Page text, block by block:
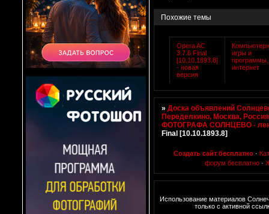
Похожие темы
Opera AC
3.7.6 Final
[10.10.1893.8]
- новая
версия
игры и
программы,
интернет
»Доска объявлений
Переделкино, Москва, Россия
ФОТОГРАФА СОЛНЦЕВО -
Final [10.10.1893.8]
Создать сайт бесплатно ·
форум бесплатно ·
Использование материалов
только с активной